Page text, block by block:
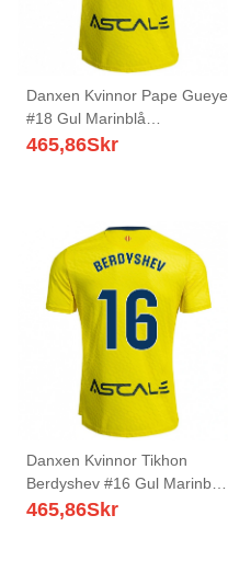
Danxen Kvinnor Pape Gueye
#18 Gul Marinblå
Hemmatröja Matchtröjor
465,86Skr
Danxen Kvinnor Tikhon
Berdyshev #16 Gul Marinblå
Hemmatröja Matchtröjor
465,86Skr